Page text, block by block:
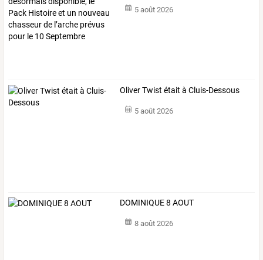
5 août 2026
Oliver Twist était à Cluis-Dessous
5 août 2026
DOMINIQUE 8 AOUT
8 août 2026